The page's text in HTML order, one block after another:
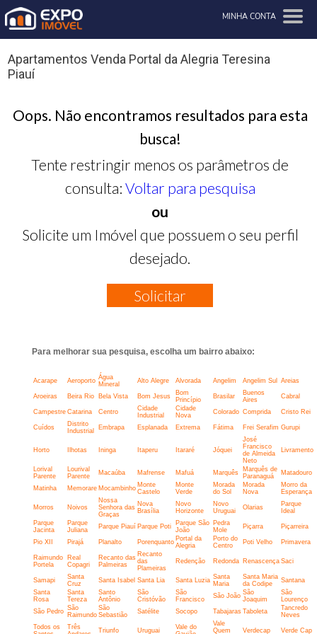
MINHA CONTA
Apartamentos Venda Portal da Alegria Teresina
Piauí
Oops. Não encontramos resultados para esta
busca!
Tente restringir menos os parâmetros de
consulta: Voltar para pesquisa
ou
Solicite um Imóvel que possuem o seu perfil
desejado.
Solicitar
Para melhorar sua pesquisa, escolha um bairro abaixo:
Acarape Aeroporto Água
Mineral
Alto Alegre Alvorada Angelim Angelim Sul Areias
Aroeiras Beira Rio Bela Vista Bom Jesus
Bom
Princípio
Brasilar
Buenos
Aires
Cabral
Campestre Catarina Centro
Cidade
Industrial
Cidade
Nova
Colorado Comprida Cristo Rei
Cuídos
Distrito
Industrial
Embrapa Esplanada Extrema Fátima Frei Serafim Gurupi
Horto Ilhotas Ininga Itaperu Itararé Jóquei
José
Francisco
de Almeida
Neto
Livramento
Lorival
Parente
Lourival
Parente
Macaúba Mafrense Mafuá Marquês
Marquês de
Paranaguá
Matadouro
Matinha Memorare Mocambinho Monte
Castelo
Monte
Verde
Morada
do Sol
Morada
Nova
Morro da
Esperança
Morros Noivos
Nossa
Senhora das
Graças
Nova
Brasília
Novo
Horizonte
Novo
Uruguai
Olarias
Parque
Ideal
Parque
Jacinta
Parque
Juliana
Parque Piauí Parque Poti
Parque São
João
Pedra
Mole
Piçarra Piçarreira
Pio XII Pirajá Planalto Porenquanto Portal da
Alegria
Porto do
Centro
Poti Velho Primavera
Raimundo
Portela
Real
Copagri
Recanto das
Palmeiras
Recanto
das
Plameiras
Redenção Redonda Renascença Saci
Samapi
Santa
Cruz
Santa Isabel Santa Lia Santa Luzia Santa
Maria
Santa Maria
da Codipe
Santana
Santa
Rosa
Santa
Tereza
Santo
Antônio
São
Cristóvão
São
Francisco
São João São
Joaquim
São
Lourenço
São Pedro São
Raimundo
São
Sebastião
Satélite Socopo Tabajaras Taboleta
Tancredo
Neves
Todos os
Três
Triunfo Uruguai
Vale do
Vale
Quem
Verdecap Verde Cap